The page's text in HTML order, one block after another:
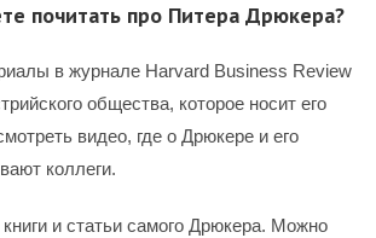
почитать про Питера Дрюкера?
в журнале Harvard Business Review
общества, которое носит его
видео, где о Дрюкере и его
коллеги.
и статьи самого Дрюкера. Можно